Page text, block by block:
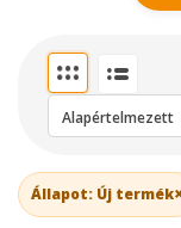
Állapot: Új termék